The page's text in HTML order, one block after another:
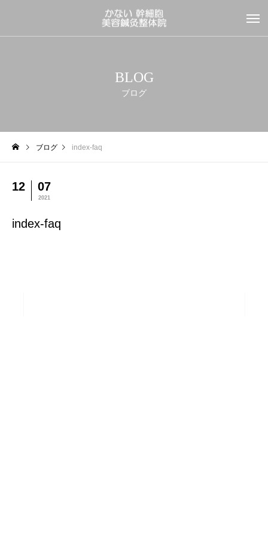
BLOG
ブログ
ブログ index-faq
12 07
2021
index-faq